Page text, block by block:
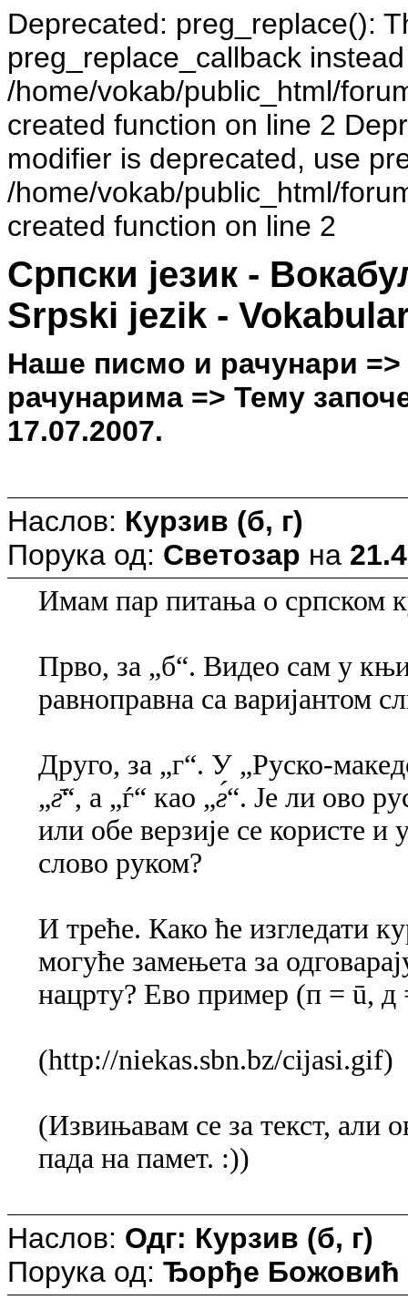
Deprecated: preg_replace():
preg_replace_callback
/home/vokab/public_html/
created function on line 2
modifier is deprecated, use
/home/vokab/public_html/
created function on line 2
Српски језик -
Srpski jezik -
Наше писмо и рачунари
рачунарима => Тему
17.07.2007.
Наслов: Курзив (б, г)
Порука од: Светозар на
Имам пар питања о српском
Прво, за „б“. Видео сам у
равноправна са варијантом
Друго, за „г“. У „Руско-
„ƨ̄“, а „ѓ“ као „ƨ́“. Је ли ово
или обе верзије се користе
слово руком?
И треће. Како ће изгледати
могуће замењета за
нацрту? Ево пример (п = ū, д
(http://niekas.sbn.bz/cijasi.gif)
(Извињавам се за текст, али
пада на памет. :))
Наслов: Одг: Курзив (б, г)
Порука од: Ђорђе Божовић